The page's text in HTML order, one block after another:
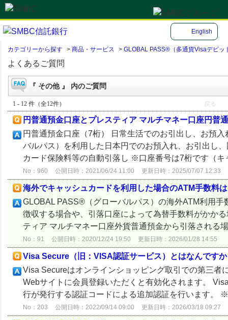
English
カテゴリーから探す > 商品・サービス > GLOBAL PASS®（多通貨Visaデビッ
よくあるご質問
『 その他 』 内のご質問
1 - 12 件（全12件） 戻る
円普通預金口座とプレスティア マルチマネー口座円普
円普通預金口座（7桁） 日常生活でのお引出し、お預
バルパス）を利用した日本円でのお預入れ、お引出し
カード保険料等の自動引落し ※口座番号は7桁です（キ
No：960 公開日時：2021/06/24 11:00 更新日時：2025/07/07 12:33
海外でキャッシュカードを利用した場合のATM手数料
GLOBAL PASS®（グローバルパス）の海外ATM利用
徴収する場合や、引落口座によって為替手数料がかか
ティア マルチマネー口座外貨普通預金から引落される
No：91 公開日時：2020/12/24 19:50 更新日時：2026/01/28 14:55
Visa Secure（旧：VISA認証サービス）とはなんです
Visa Secureはオンラインショッピング取引での第三者
Webサイトに会員登録いただくと有効化されます。
行が発行する認証コードによる追加認証を行います。
No：203 公開日時：2022/09/14 09:00 更新日時：2026/03/18 09:27